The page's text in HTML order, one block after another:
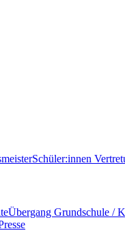
Schüler:innen
Übergang Grundschule /